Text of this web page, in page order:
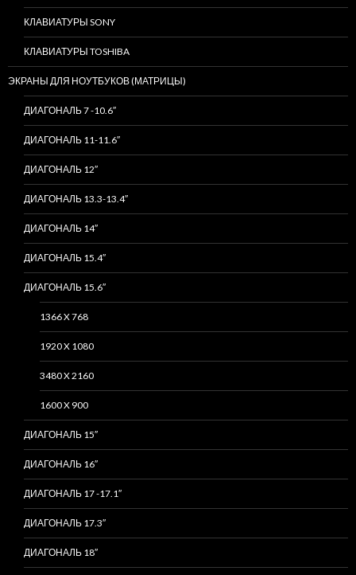
КЛАВИАТУРЫ SONY
КЛАВИАТУРЫ TOSHIBA
ЭКРАНЫ ДЛЯ НОУТБУКОВ (МАТРИЦЫ)
ДИАГОНАЛЬ 7 -10.6″
ДИАГОНАЛЬ 11-11.6″
ДИАГОНАЛЬ 12″
ДИАГОНАЛЬ 13.3-13.4″
ДИАГОНАЛЬ 14″
ДИАГОНАЛЬ 15.4″
ДИАГОНАЛЬ 15.6″
1366 X 768
1920 X 1080
3480 X 2160
1600 X 900
ДИАГОНАЛЬ 15″
ДИАГОНАЛЬ 16″
ДИАГОНАЛЬ 17 -17.1″
ДИАГОНАЛЬ 17.3″
ДИАГОНАЛЬ 18″